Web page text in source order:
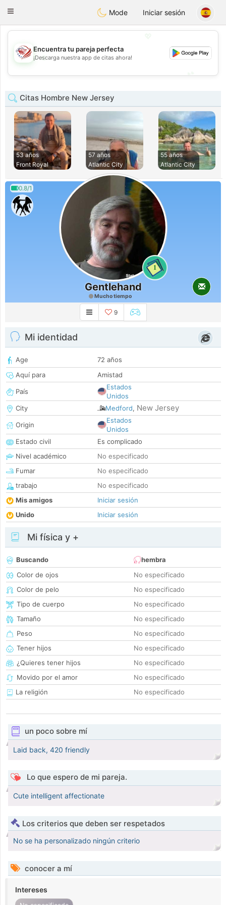
StatesDating
Toggle
Mode Iniciar sesión
💖
💕
Encuentra tu pareja perfecta
¡Descarga nuestra app de citas ahora!
Citas Hombre New Jersey
53 años
Front Royal
57 años
Atlantic City
55 años
Atlantic City
0.8/1
1
Gentlehand
Mucho tiempo
9
Mi identidad
Age
72 años
Aquí para
Amistad
País
Estados
Unidos
City
Medford, New Jersey
Origin
Estados
Unidos
Estado civil
Es complicado
Nivel académico
No especificado
Fumar
No especificado
trabajo
No especificado
Mis amigos
Iniciar sesión
Unido
Iniciar sesión
Mi física y +
Buscando
hembra
Color de ojos
No especificado
Color de pelo
No especificado
Tipo de cuerpo
No especificado
Tamaño
No especificado
Peso
No especificado
Tener hijos
No especificado
¿Quieres tener hijos
No especificado
Movido por el amor
No especificado
La religión
No especificado
un poco sobre mí
Laid back, 420 friendly
Lo que espero de mi pareja.
Cute intelligent affectionate
Los criterios que deben ser respetados
No se ha personalizado ningún criterio
conocer a mí
Intereses